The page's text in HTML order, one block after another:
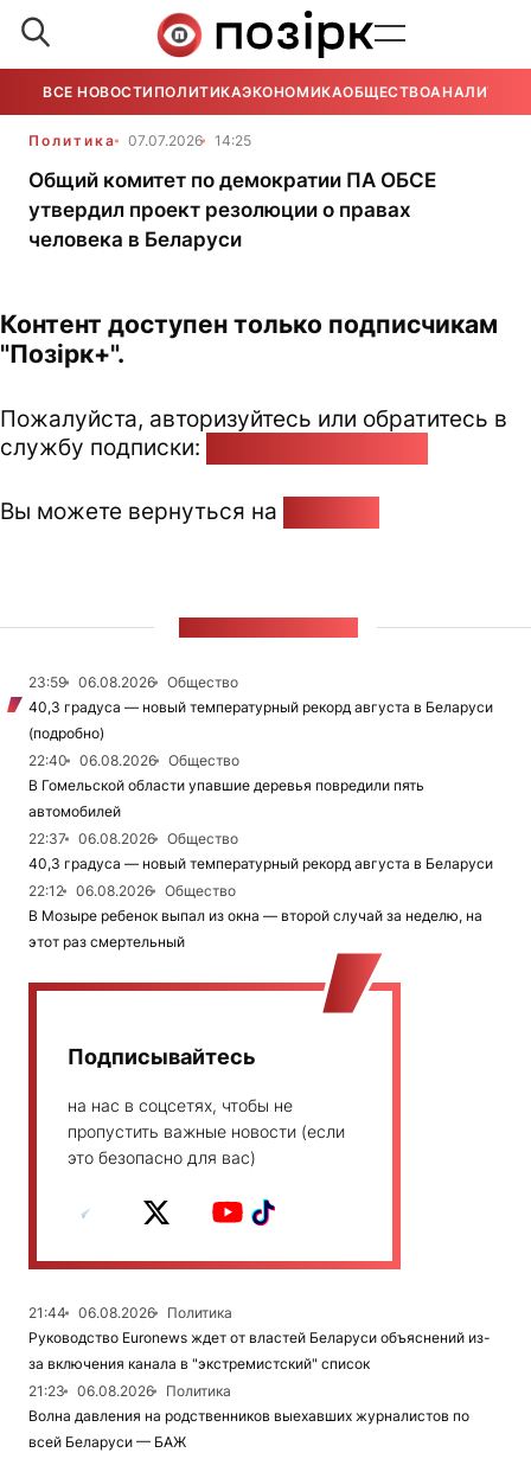
ВСЕ НОВОСТИ ПОЛИТИКАЭКОНОМИКАОБЩЕСТВОАНАЛИТИКА
Политика 07.07.2026 14:25
Общий комитет по демократии ПА ОБСЕ
утвердил проект резолюции о правах
человека в Беларуси
Контент доступен только подписчикам
"Позірк+".
Пожалуйста, авторизуйтесь или обратитесь в
службу подписки:
Вы можете вернуться на
23:59 06.08.2026
Общество
40,3 градуса — новый температурный рекорд августа в Беларуси
(подробно)
22:40
06.08.2026
Общество
В Гомельской области упавшие деревья повредили пять
автомобилей
22:37
06.08.2026
Общество
40,3 градуса — новый температурный рекорд августа в Беларуси
22:12
06.08.2026
Общество
В Мозыре ребенок выпал из окна — второй случай за неделю, на
этот раз смертельный
Подписывайтесь
на нас в соцсетях, чтобы не
пропустить важные новости (если
это безопасно для вас)
21:44 06.08.2026
Политика
Руководство Euronews ждет от властей Беларуси объяснений из-
за включения канала в "экстремистский" список
21:23
06.08.2026
Политика
Волна давления на родственников выехавших журналистов по
всей Беларуси — БАЖ